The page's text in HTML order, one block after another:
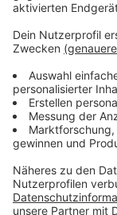
"Nordrhein-
Mittelpunkt",
Wüst bei der
Bewerbung für
Anzeige
Damit spielt
Spiele bei der
treffen dürfte.